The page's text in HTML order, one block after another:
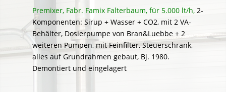
Premixer, Fabr. Famix Falterbaum, für 5.000 lt/h,2-
Komponenten: Sirup + Wasser + CO2, mit 2 VA-
Behälter, Dosierpumpe von Bran&Luebbe + 2
weiteren Pumpen, mit Feinfilter, Steuerschrank,
alles auf Grundrahmen gebaut, Bj. 1980.
Demontiert und eingelagert